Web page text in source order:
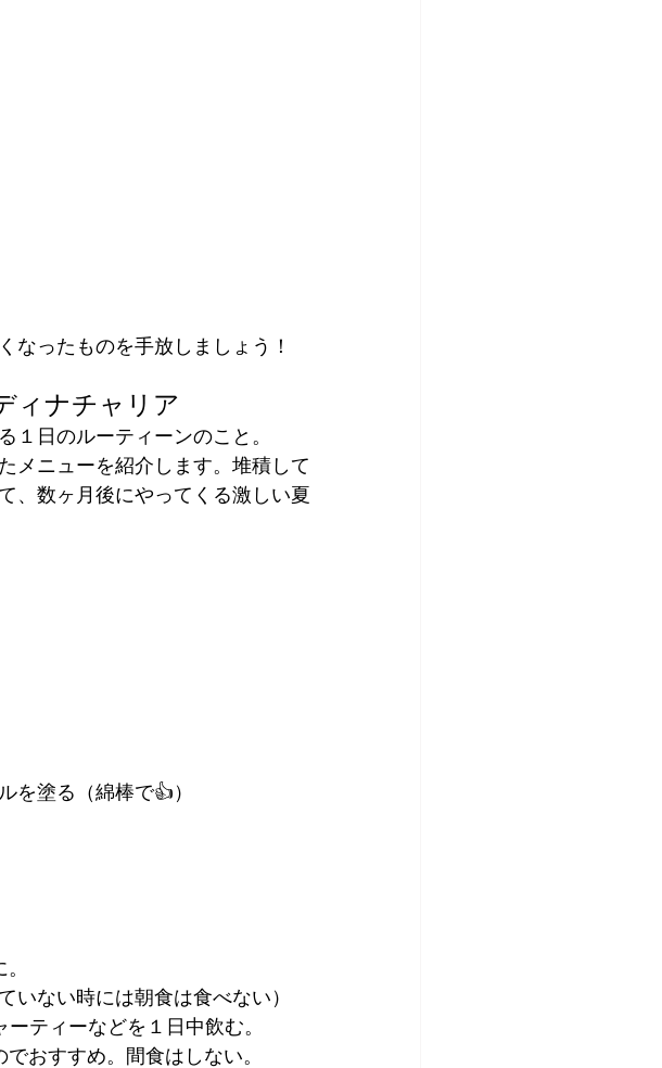
なったものを手放しましょう！
ィナチャリア
１日のルーティーンのこと。
メニューを紹介します。堆積して
、数ヶ月後にやってくる激しい夏
を塗る（綿棒で👍）
いない時には朝食は食べない）
ティーなどを１日中飲む。
おすすめ。間食はしない。